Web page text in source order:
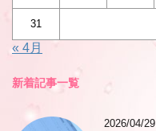
31
« 4月
新着記事一覧
2026/04/29